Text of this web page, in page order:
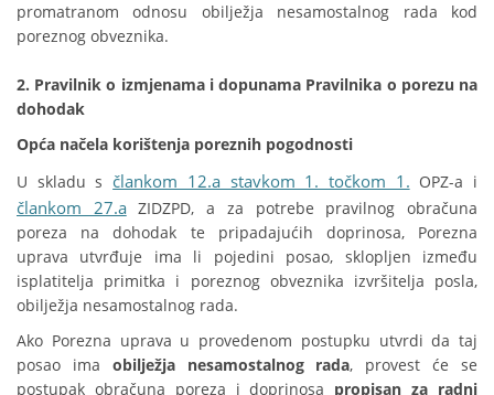
promatranom odnosu obilježja nesamostalnog rada kod
poreznog obveznika.
2. Pravilnik o izmjenama i dopunama Pravilnika o porezu na
dohodak
Opća načela korištenja poreznih pogodnosti
U skladu s člankom 12.a stavkom 1. točkom 1. OPZ-a i
člankom 27.aZIDZPD, a za potrebe pravilnog obračuna
poreza na dohodak te pripadajućih doprinosa, Porezna
uprava utvrđuje ima li pojedini posao, sklopljen između
isplatitelja primitka i poreznog obveznika izvršitelja posla,
obilježja nesamostalnog rada.
Ako Porezna uprava u provedenom postupku utvrdi da taj
posao ima obilježja nesamostalnog rada, provest će se
postupak obračuna poreza i doprinosa propisan za radni